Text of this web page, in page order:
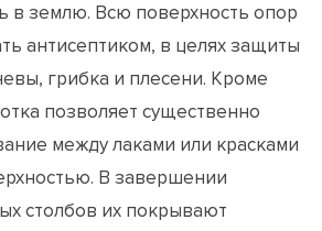
в землю. Всю поверхность опор
антисептиком, в целях защиты
грибка и плесени. Кроме
позволяет существенно
между лаками или красками
В завершении
столбов их покрывают